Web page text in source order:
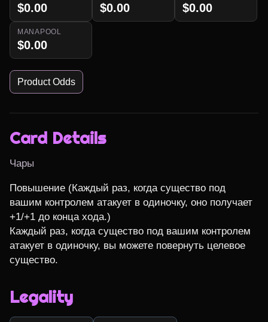
$0.00 $0.00 $0.00
MANAPOOL
$0.00
Product Odds
Card Details
Чары
Повышение (Каждый раз, когда существо под
вашим контролем атакует в одиночку, оно получает
+1/+1 до конца хода.)
Каждый раз, когда существо под вашим контролем
атакует в одиночку, вы можете повернуть целевое
существо.
Legality